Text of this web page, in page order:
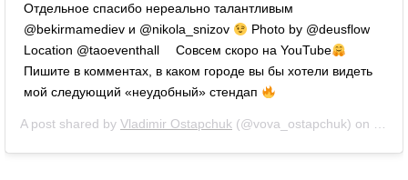
Отдельное спасибо нереально талантливым
@bekirmamediev и @nikola_snizov
Photo by @deusflow
Location @taoeventhall ⠀ Совсем скоро на YouTube
Пишите в комментах, в каком городе вы бы хотели видеть
мой следующий «неудобный» стендап
A post shared by Vladimir Ostapchuk (@vova_ostapchuk) on